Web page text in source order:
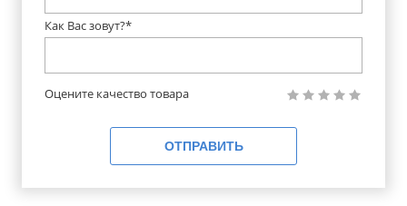
Как Вас зовут?*
Оцените качество товара
ОТПРАВИТЬ